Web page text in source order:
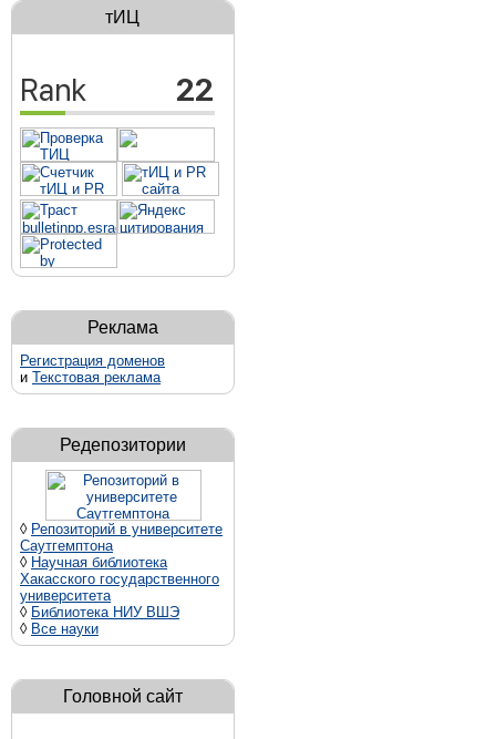
тИЦ
Реклама
Регистрация доменов
и Текстовая реклама
Редепозитории
◊ Репозиторий в университете
Саутгемптона
◊ Научная библиотека
Хакасского государственного
университета
◊ Библиотека НИУ ВШЭ
◊ Все науки
Головной сайт